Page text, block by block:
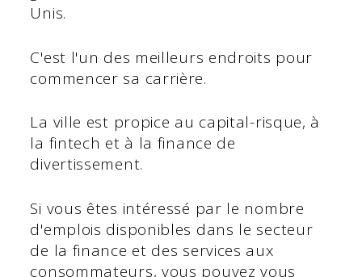
Unis.
C'est l'un des meilleurs endroits pour
commencer sa carrière.
La ville est propice au capital-risque, à
la fintech et à la finance de
divertissement.
Si vous êtes intéressé par le nombre
d'emplois disponibles dans le secteur
de la finance et des services aux
consommateurs, vous pouvez vous